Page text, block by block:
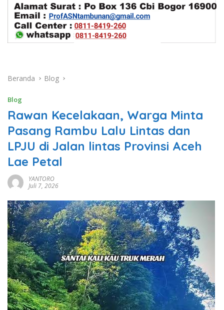
Beranda Blog
Blog
Rawan Kecelakaan, Warga Minta
Pasang Rambu Lalu Lintas dan
LPJU di Jalan lintas Provinsi Aceh
Lae Petal
YANTORO
Juli 7, 2026